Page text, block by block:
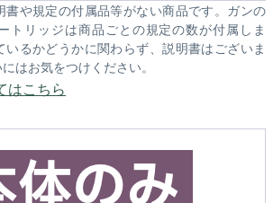
書や規定の付属品等がない商品です。ガンの
トリッジは商品ごとの規定の数が付属しま
るかどうかに関わらず、説明書はございま
はお気をつけください。
はこちら